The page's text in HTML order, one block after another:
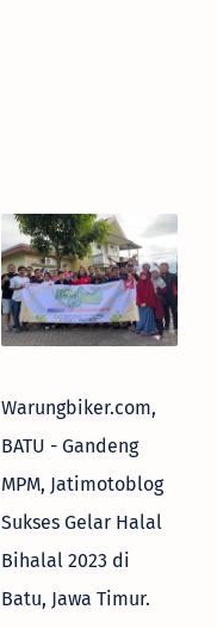
Warungbiker.com,
BATU - Gandeng
MPM, Jatimotoblog
Sukses Gelar Halal
Bihalal 2023 di
Batu, Jawa Timur.